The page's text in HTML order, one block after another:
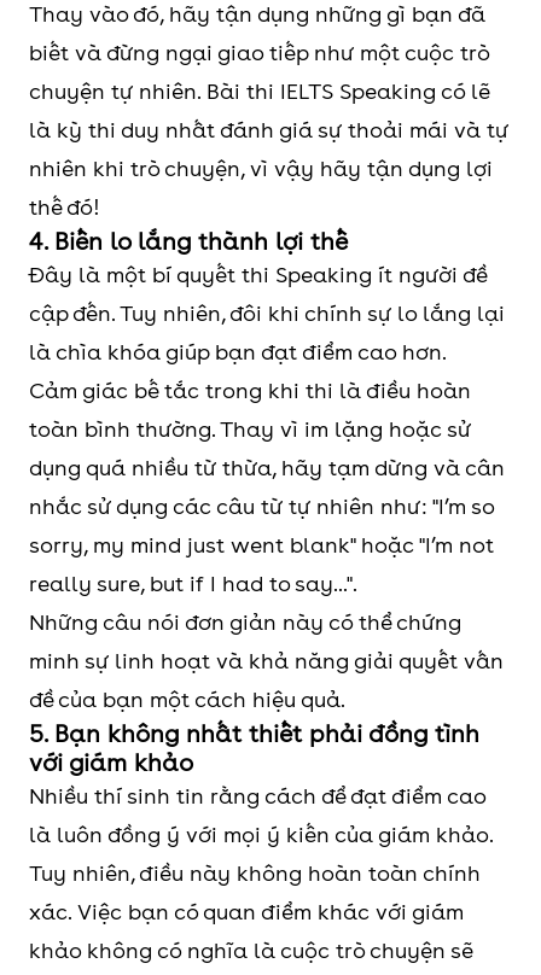
Thay vào đó, hãy tận dụng những gì bạn đã
biết và đừng ngại giao tiếp như một cuộc trò
chuyện tự nhiên. Bài thi IELTS Speaking có lẽ
là kỳ thi duy nhất đánh giá sự thoải mái và tự
nhiên khi trò chuyện, vì vậy hãy tận dụng lợi
thế đó!
4. Biến lo lắng thành lợi thế
Đây là một bí quyết thi Speaking ít người đề
cập đến. Tuy nhiên, đôi khi chính sự lo lắng lại
là chìa khóa giúp bạn đạt điểm cao hơn.
Cảm giác bế tắc trong khi thi là điều hoàn
toàn bình thường. Thay vì im lặng hoặc sử
dụng quá nhiều từ thừa, hãy tạm dừng và cân
nhắc sử dụng các câu từ tự nhiên như: "I’m so
sorry, my mind just went blank" hoặc "I’m not
really sure, but if I had to say...".
Những câu nói đơn giản này có thể chứng
minh sự linh hoạt và khả năng giải quyết vấn
đề của bạn một cách hiệu quả.
5. Bạn không nhất thiết phải đồng tình
với giám khảo
Nhiều thí sinh tin rằng cách để đạt điểm cao
là luôn đồng ý với mọi ý kiến của giám khảo.
Tuy nhiên, điều này không hoàn toàn chính
xác. Việc bạn có quan điểm khác với giám
khảo không có nghĩa là cuộc trò chuyện sẽ